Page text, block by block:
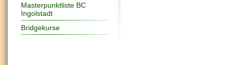
Masterpunktliste BC
Ingolstadt
Bridgekurse